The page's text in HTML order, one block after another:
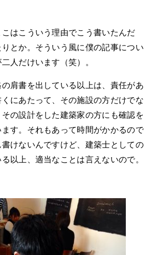
はこういう理由でこう書いたんだ
とか。そういう風に僕の記事につい
人だけいます（笑）。
肩書を出している以上は、責任があ
にあたって、その施設の方だけでな
の設計をした建築家の方にも確認を
す。それもあって時間がかかるので
けないんですけど、建築士としての
以上、適当なことは言えないので。